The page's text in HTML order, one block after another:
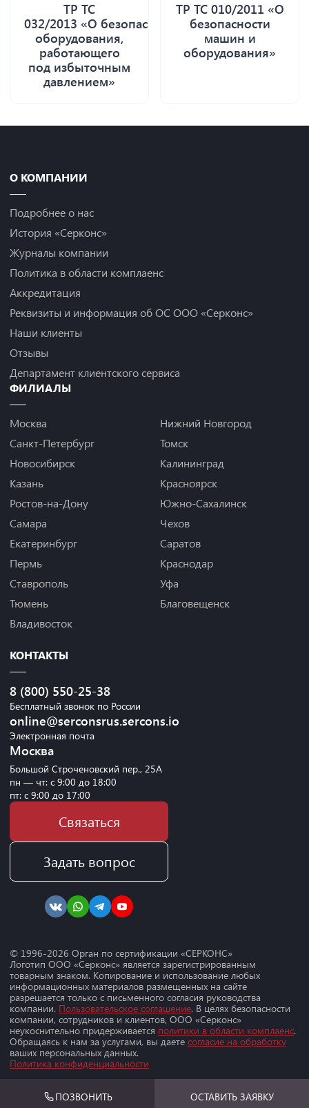
ТР ТС
032/2013 «О безопасности
оборудования,
работающего
под избыточным
давлением»
ТР ТС 010/2011 «О
безопасности
машин и
оборудования»
О КОМПАНИИ
Подробнее о нас
История «Серконс»
Журналы компании
Политика в области комплаенс
Аккредитация
Реквизиты и информация об ОС ООО «Серконс»
Наши клиенты
Отзывы
Департамент клиентского сервиса
ФИЛИАЛЫ
Москва
Санкт-Петербург
Новосибирск
Казань
Ростов-на-Дону
Самара
Екатеринбург
Пермь
Ставрополь
Тюмень
Владивосток
Нижний Новгород
Томск
Калининград
Красноярск
Южно-Сахалинск
Чехов
Саратов
Краснодар
Уфа
Благовещенск
КОНТАКТЫ
8 (800) 550-25-38
Бесплатный звонок по России
online@serconsrus.sercons.io
Электронная почта
Москва
Большой Строченовский пер., 25А
пн — чт: с 9:00 до 18:00
пт: с 9:00 до 17:00
Связаться
Задать вопрос
© 1996-2026 Орган по сертификации «СЕРКОНС»
Логотип ООО «Серконс» является зарегистрированным
товарным знаком. Копирование и использование любых
информационных материалов размещенных на сайте
разрешается только с письменного согласия руководства
компании. Пользовательское соглашение. В целях безопасности
компании, сотрудников и клиентов, ООО «Серконс»
неукоснительно придерживается политики в области комплаенс.
Обращаясь к нам за услугами, вы даете согласие на обработку
ваших персональных данных.
Политика конфиденциальности
ПОЗВОНИТЬ ОСТАВИТЬ ЗАЯВКУ